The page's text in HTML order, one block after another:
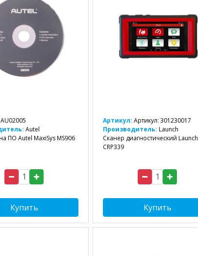
AU02005
Autel
ПО Autel MaxiSys MS906
Купить
Артикул: Артикул: 301230017
Производитель: Launch
Сканер диагностический Launch
CRP339
Купить